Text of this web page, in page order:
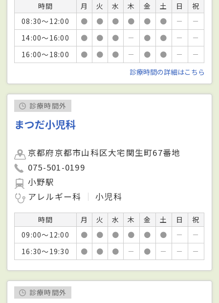
時間 月 火 水 木 金 土 日
祝
08:30～12:00
● ● ● ● ● ● －
－
14:00～16:00
● ● ● － ● ● －
－
16:00～18:00
● ● ● － ● ● －
－
診療時間の詳細はこちら
診療時間外
まつだ小児科
京都府京都市山科区大宅関生町67番地
075-501-0199
小野駅
アレルギー科
小児科
時間 月 火 水 木 金 土 日
祝
09:00～12:00
● ● ● ● ● ● －
－
16:30～19:30
● ● ● － ● － － －
診療時間外